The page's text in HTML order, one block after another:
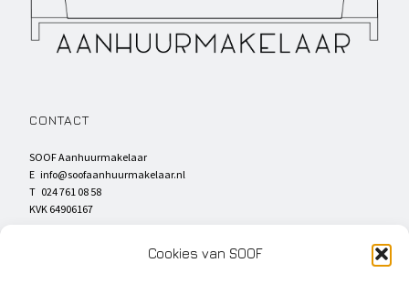
Cookies van SOOF
CONTACT
SOOF Aanhuurmakelaar
E info@soofaanhuurmakelaar.nl
T 024 761 08 58
KVK 64906167